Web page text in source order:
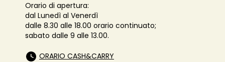
Orario di apertura:
dal Lunedì al Venerdì
dalle 8.30 alle 18.00 orario continuato;
sabato dalle 9 alle 13.00.
ORARIO CASH&CARRY